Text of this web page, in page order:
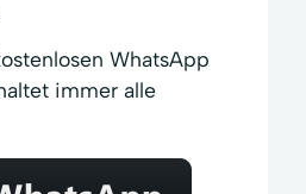
WhatsApp
immer alle